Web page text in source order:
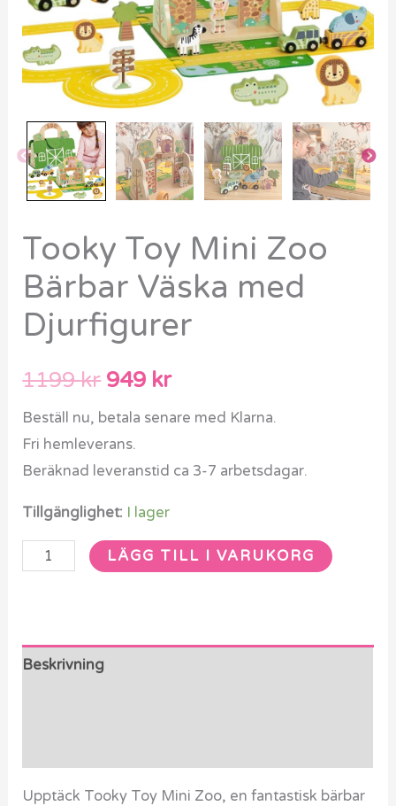
Tooky Toy Mini Zoo
Bärbar Väska med
Djurfigurer
1199kr 949 kr
Beställ nu, betala senare med Klarna.
Fri hemleverans.
Beräknad leveranstid ca 3-7 arbetsdagar.
Tillgänglighet: I lager
LÄGG TILL I VARUKORG
Beskrivning
Upptäck Tooky Toy Mini Zoo, en fantastisk bärbar